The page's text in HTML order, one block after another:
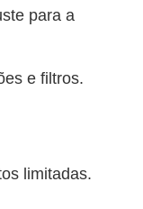
para a
e filtros.
limitadas.